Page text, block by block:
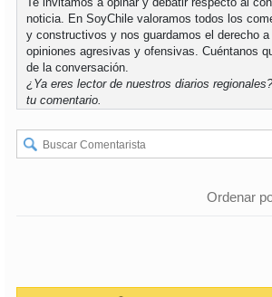
noticia. En SoyChile valoramos todos los
y constructivos y nos guardamos el derecho
opiniones agresivas y ofensivas. Cuéntanos
de la conversación.
¿Ya eres lector de nuestros diarios
tu comentario.
Ordenar